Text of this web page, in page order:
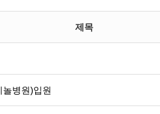
제목
병원)입원